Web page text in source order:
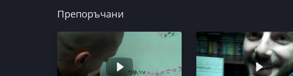
Препоръчани